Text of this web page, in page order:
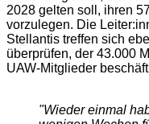
2028 gelten soll, ihren
vorzulegen. Die
Stellantis treffen sich
überprüfen, der 43.000
UAW-Mitglieder
"Wieder einmal